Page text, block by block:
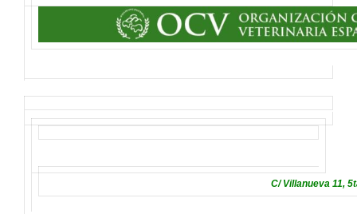
C/ Villanueva 11,